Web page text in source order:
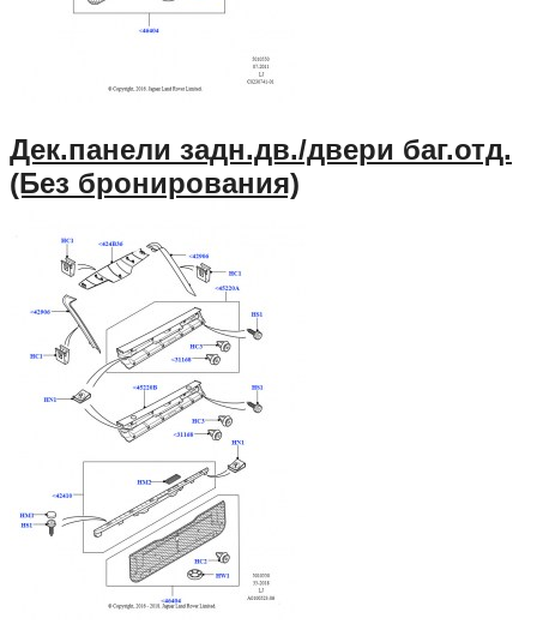
Дек.панели задн.дв./двери баг.отд.
(Без бронирования)